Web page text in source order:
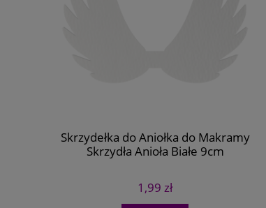
Skrzydełka do Aniołka do Makramy
Skrzydła Anioła Białe 9cm
1,99 zł